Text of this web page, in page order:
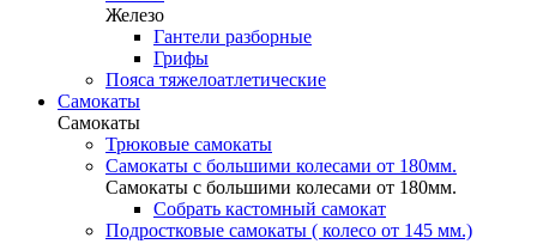
Железо
Гантели разборные
Грифы
Пояса тяжелоатлетические
Самокаты
Самокаты
Трюковые самокаты
Самокаты с большими колесами от 180мм.
Самокаты с большими колесами от 180мм.
Собрать кастомный самокат
Подростковые самокаты ( колесо от 145 мм.)